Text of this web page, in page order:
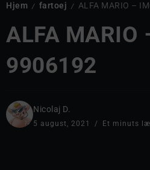
Hjem / fartoej / ALFA MARIO –
ALFA MARIO
9906192
Nicolaj D.
5 august, 2021 Et minuts